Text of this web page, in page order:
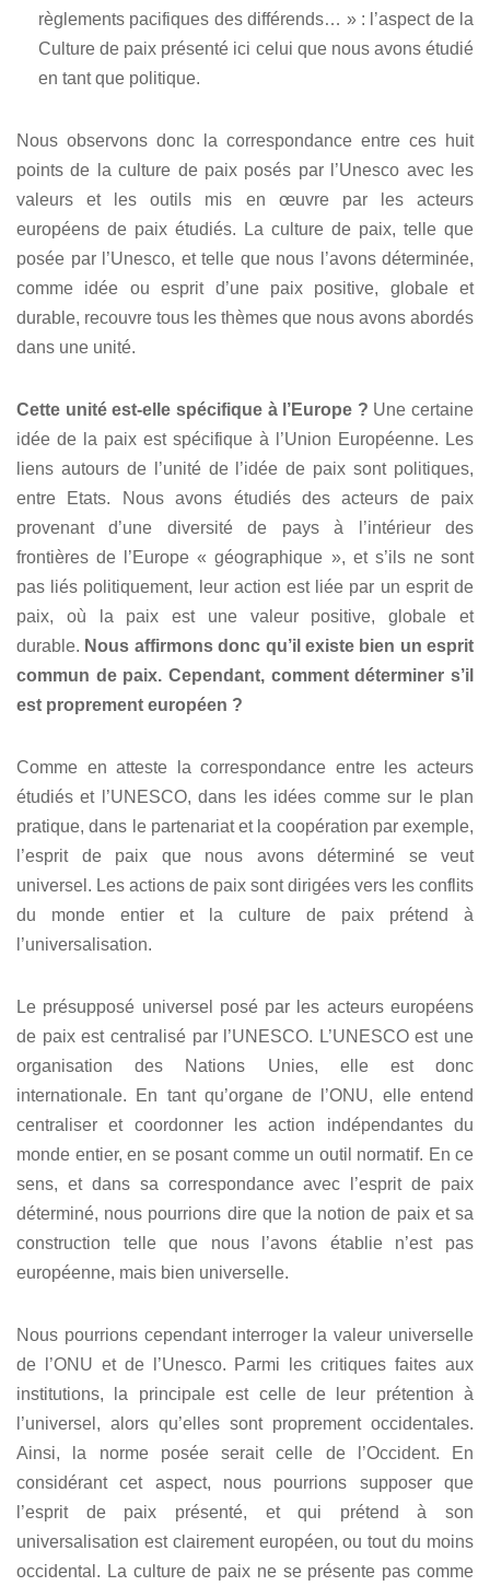
règlements pacifiques des différends… » : l’aspect de la
Culture de paix présenté ici celui que nous avons étudié
en tant que politique.
Nous observons donc la correspondance entre ces huit
points de la culture de paix posés par l’Unesco avec les
valeurs et les outils mis en œuvre par les acteurs
européens de paix étudiés. La culture de paix, telle que
posée par l’Unesco, et telle que nous l’avons déterminée,
comme idée ou esprit d’une paix positive, globale et
durable, recouvre tous les thèmes que nous avons abordés
dans une unité.
Cette unité est-elle spécifique à l’Europe ? Une certaine
idée de la paix est spécifique à l’Union Européenne. Les
liens autours de l’unité de l’idée de paix sont politiques,
entre Etats. Nous avons étudiés des acteurs de paix
provenant d’une diversité de pays à l’intérieur des
frontières de l’Europe « géographique », et s’ils ne sont
pas liés politiquement, leur action est liée par un esprit de
paix, où la paix est une valeur positive, globale et
durable. Nous affirmons donc qu’il existe bien un esprit
commun de paix. Cependant, comment déterminer s’il
est proprement européen ?
Comme en atteste la correspondance entre les acteurs
étudiés et l’UNESCO, dans les idées comme sur le plan
pratique, dans le partenariat et la coopération par exemple,
l’esprit de paix que nous avons déterminé se veut
universel. Les actions de paix sont dirigées vers les conflits
du monde entier et la culture de paix prétend à
l’universalisation.
Le présupposé universel posé par les acteurs européens
de paix est centralisé par l’UNESCO. L’UNESCO est une
organisation des Nations Unies, elle est donc
internationale. En tant qu’organe de l’ONU, elle entend
centraliser et coordonner les action indépendantes du
monde entier, en se posant comme un outil normatif. En ce
sens, et dans sa correspondance avec l’esprit de paix
déterminé, nous pourrions dire que la notion de paix et sa
construction telle que nous l’avons établie n’est pas
européenne, mais bien universelle.
Nous pourrions cependant interroger la valeur universelle
de l’ONU et de l’Unesco. Parmi les critiques faites aux
institutions, la principale est celle de leur prétention à
l’universel, alors qu’elles sont proprement occidentales.
Ainsi, la norme posée serait celle de l’Occident. En
considérant cet aspect, nous pourrions supposer que
l’esprit de paix présenté, et qui prétend à son
universalisation est clairement européen, ou tout du moins
occidental. La culture de paix ne se présente pas comme